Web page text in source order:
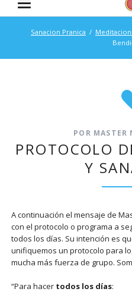
Sanacion Pranica
POR MASTER
PROTOCOLO
Y
A continuación el mensaje de
con el protocolo o programa a
todos los días. Su intención es
unifiquemos un protocolo para
mucha más fuerza de grupo.
“Para hacer todos los días: